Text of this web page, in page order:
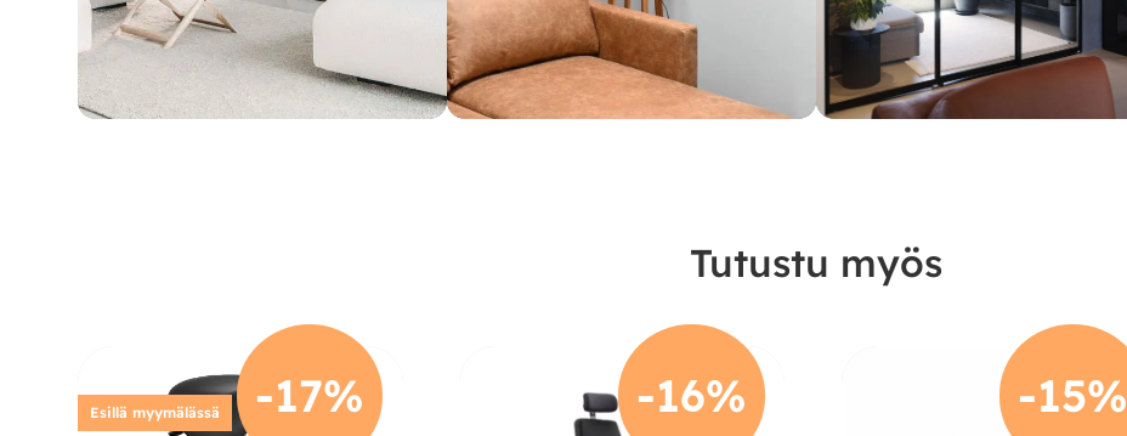
Tutustu myös
-17%
Esillä myymälässä -16% -15%